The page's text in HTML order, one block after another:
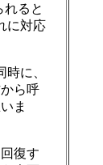
ると
に対応
に、
ら呼
ま
復す